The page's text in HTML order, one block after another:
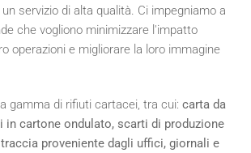
servizio di alta qualità. Ci impegniamo a
che vogliono minimizzare l'impatto
operazioni e migliorare la loro immagine
gamma di rifiuti cartacei, tra cui: carta da
in cartone ondulato, scarti di produzione
proveniente dagli uffici, giornali e